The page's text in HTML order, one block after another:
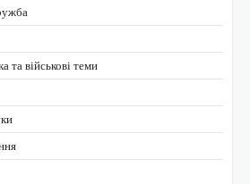
та військові теми